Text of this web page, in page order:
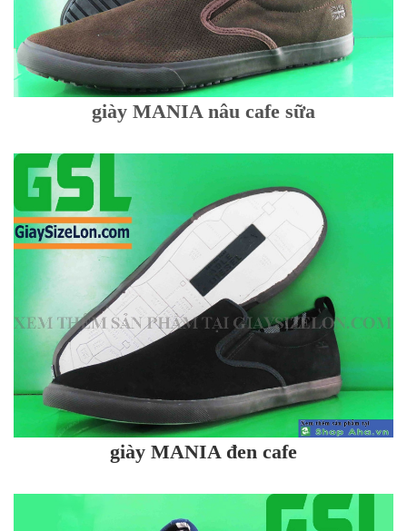
giày MANIA nâu cafe sữa
giày MANIA đen cafe